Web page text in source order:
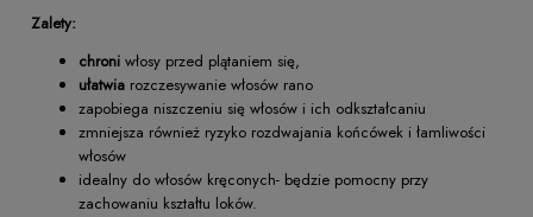
Zalety:
chroni włosy przed plątaniem się,
ułatwia rozczesywanie włosów rano
zapobiega niszczeniu się włosów i ich odkształcaniu
zmniejsza również ryzyko rozdwajania końcówek i łamliwości
włosów
idealny do włosów kręconych- będzie pomocny przy
zachowaniu kształtu loków.